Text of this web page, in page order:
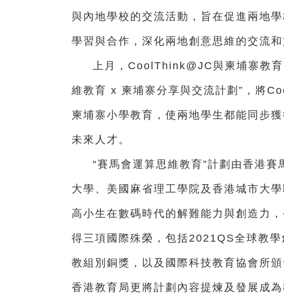
與內地學校的交流活動，旨在促進兩地
學習與合作，深化兩地創意思維的交流和
上月，CoolThink@JC與柬埔寨教
維教育 x 柬埔寨分享與交流計劃”，將
柬埔寨小學教育，使兩地學生都能同步
未來人才。
“賽馬會運算思維教育”計劃由香港
大學、美國麻省理工學院及香港城市大
高小生在數碼時代的解難能力與創造力
得三項國際殊榮，包括2021QS全球教
教組別銅獎，以及國際科技教育協會所
香港教育局更將計劃內容提煉及發展成